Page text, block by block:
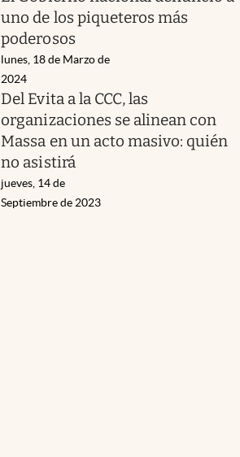
uno de los piqueteros más
poderosos
lunes, 18 de Marzo de
2024
Del Evita a la CCC, las
organizaciones se alinean con
Massa en un acto masivo: quién
no asistirá
jueves, 14 de
Septiembre de 2023